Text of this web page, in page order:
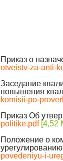
Приказ о
otveistv-za-anti-
Заседание
повышения
komisii-po-
Приказ Об
politike.pdf[4,52
Положение о
povedeniyu-i-